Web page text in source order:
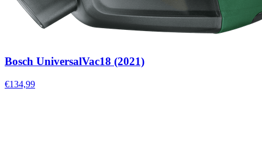
Bosch UniversalVac18 (2021)
€134,99